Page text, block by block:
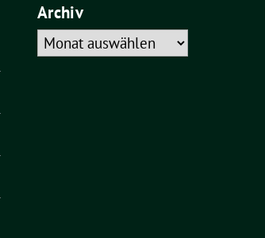
Archiv
Archiv